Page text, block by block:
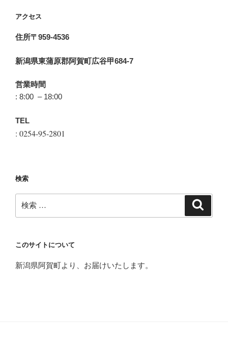
アクセス
住所〒959-4536
新潟県東蒲原郡阿賀町広谷甲684-7
営業時間
: 8:00 – 18:00
TEL
: 0254-95-2801
検索
検
索:
このサイトについて
新潟県阿賀町より、お届けいたします。